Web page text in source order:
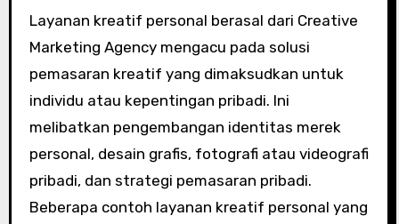
Layanan kreatif personal berasal dari Creative
Marketing Agency mengacu pada solusi
pemasaran kreatif yang dimaksudkan untuk
individu atau kepentingan pribadi. Ini
melibatkan pengembangan identitas merek
personal, desain grafis, fotografi atau videografi
pribadi, dan strategi pemasaran pribadi.
Beberapa contoh layanan kreatif personal yang